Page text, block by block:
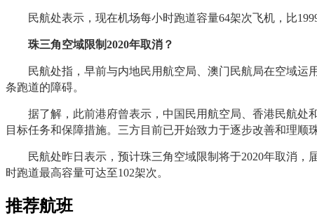
民航处表示，现在机场每小时跑道容量64架次飞机，比
珠三角空域限制2020年取消？
民航处指，早前与内地民用航空局、澳门民航局在空域运
条跑道的障碍。
据了解，此前港府曾表示，中国民用航空局、香港民航处和
目标任务和保障措施。三方目前已开始致力于逐步改善和理顺
民航处昨日表示，预计珠三角空域限制将于2020年取消，
时跑道最高容量可达至102架次。
推荐航班